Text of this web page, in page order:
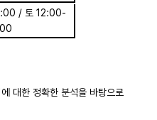
/ 토 12:00-
대한 정확한 분석을 바탕으로